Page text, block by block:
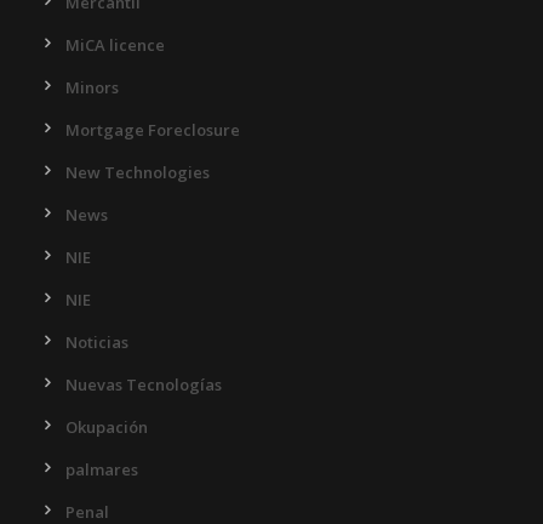
MiCA licence
Minors
Mortgage Foreclosure
New Technologies
News
NIE
NIE
Noticias
Nuevas Tecnologías
Okupación
palmares
Penal